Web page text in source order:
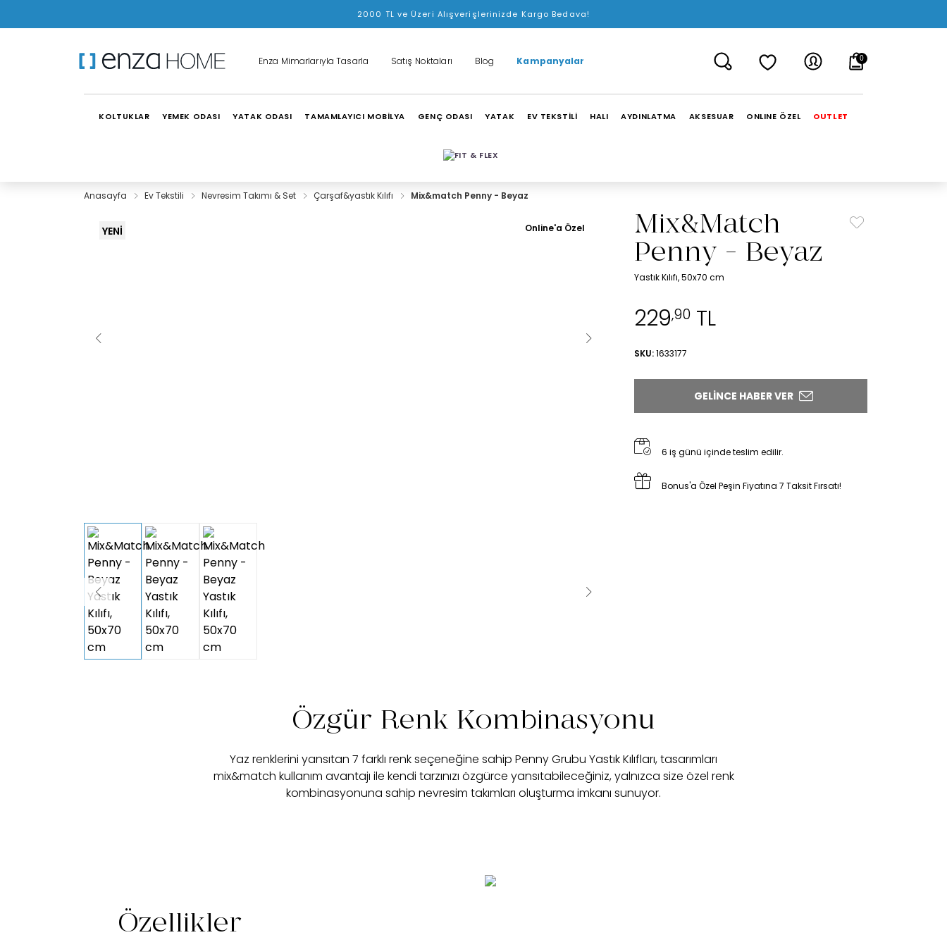
2000 TL ve Üzeri Alışverişlerinizde Kargo Bedava!
Enza Mimarlarıyla Tasarla Satış Noktaları Blog Kampanyalar 0
KOLTUKLAR YEMEK ODASI YATAK ODASI TAMAMLAYICI MOBİLYA GENÇ ODASI YATAK EV TEKSTİLİ HALI AYDINLATMA AKSESUAR ONLINE ÖZEL OUTLET
Anasayfa Ev Tekstili Nevresim Takımı & Set Çarşaf&yastık Kılıfı Mix&match Penny - Beyaz
YENİ Online'a Özel
Mix&Match
Penny - Beyaz
Yastık Kılıfı, 50x70 cm
229,90TL
SKU: 1633177
GELINCE HABER VER
6 iş günü içinde teslim edilir.
Bonus'a Özel Peşin Fiyatına 7 Taksit Fırsatı!
Özgür Renk Kombinasyonu
Yaz renklerini yansıtan 7 farklı renk seçeneğine sahip Penny Grubu Yastık Kılıfları, tasarımları
mix&match kullanım avantajı ile kendi tarzınızı özgürce yansıtabileceğiniz, yalnızca size özel renk
kombinasyonuna sahip nevresim takımları oluşturma imkanı sunuyor.
Özellikler